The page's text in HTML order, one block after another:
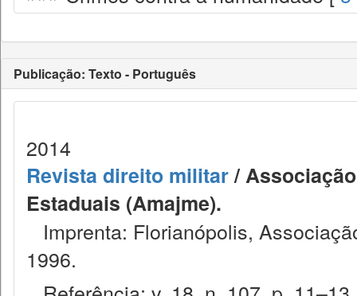
Publicação: Texto - Português
2014
Revista direito militar/
Estaduais (Amajme).
Imprenta: Florianópolis,
1996.